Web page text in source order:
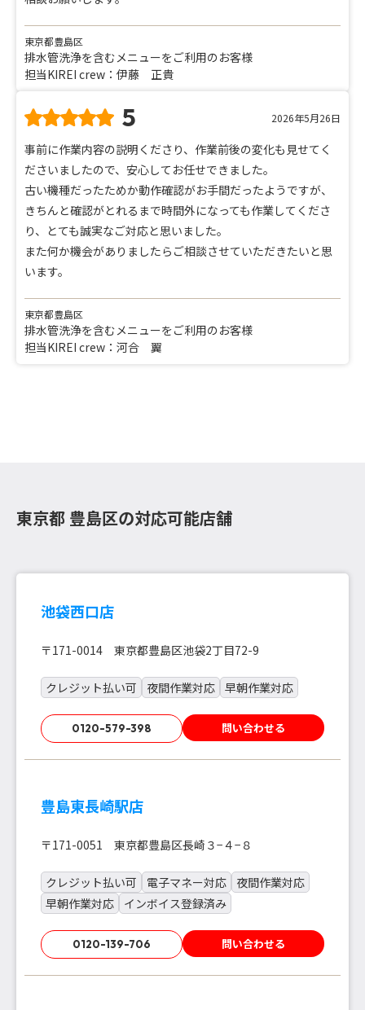
東京都豊島区
排水管洗浄を含むメニューをご利用のお客様
担当KIREI crew：伊藤 正貴
5 2026年5月26日
事前に作業内容の説明くださり、作業前後の変化も見せてく
ださいましたので、安心してお任せできました。
古い機種だったためか動作確認がお手間だったようですが、
きちんと確認がとれるまで時間外になっても作業してくださ
り、とても誠実なご対応と思いました。
また何か機会がありましたらご相談させていただきたいと思
います。
東京都豊島区
排水管洗浄を含むメニューをご利用のお客様
担当KIREI crew：河合 翼
東京都 豊島区の対応可能店舗
池袋西口店
〒171-0014 東京都豊島区池袋2丁目72-9
クレジット払い可 夜間作業対応 早朝作業対応
0120-579-398 問い合わせる
豊島東長崎駅店
〒171-0051 東京都豊島区長崎３−４−８
クレジット払い可 電子マネー対応
夜間作業対応
早朝作業対応
インボイス登録済み
0120-139-706 問い合わせる